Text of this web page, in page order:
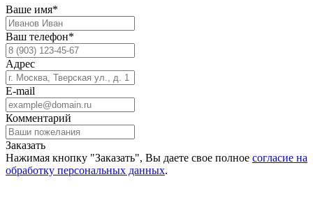
Ваше имя*
Ваш телефон*
Адрес
E-mail
Комментарий
Заказать
Нажимая кнопку "Заказать", Вы даете свое полное согласие на
обработку персональных данных.